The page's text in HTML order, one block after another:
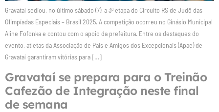
Gravataí sediou, no último sábado (7), a 3ª etapa do Circuito RS de Judô das
Olimpíadas Especiais – Brasil 2025. A competição ocorreu no Ginásio Municipal
Aline Fofonka e contou com o apoio da prefeitura. Entre os destaques do
evento, atletas da Associação de Pais e Amigos dos Excepcionais (Apae) de
Gravataí garantiram vitórias para […]
Gravataí se prepara para o Treinão
Cafezão de Integração neste final
de semana